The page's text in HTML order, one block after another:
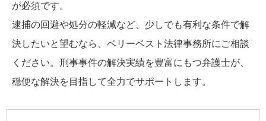
が必須です。
逮捕の回避や処分の軽減など、少しでも有利な条件で解
決したいと望むなら、ベリーベスト法律事務所にご相談
ください。刑事事件の解決実績を豊富にもつ弁護士が、
穏便な解決を目指して全力でサポートします。